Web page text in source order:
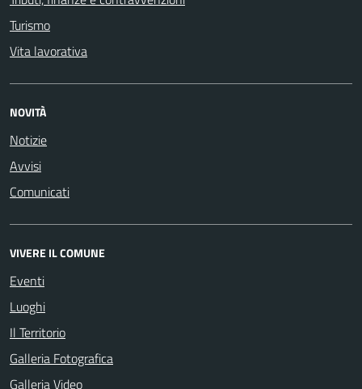
Turismo
Vita lavorativa
NOVITÀ
Notizie
Avvisi
Comunicati
VIVERE IL COMUNE
Eventi
Luoghi
Il Territorio
Galleria Fotografica
Galleria Video